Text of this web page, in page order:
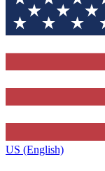
US (English)